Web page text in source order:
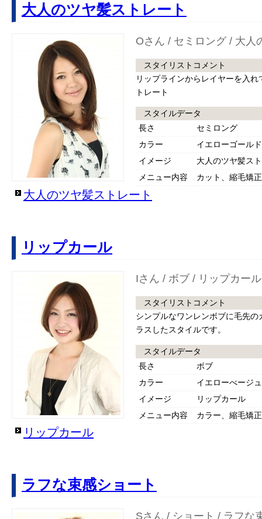
大人のツヤ髪ストレート
Oさん / セミロング / 大人
スタイリストコメント
リップラインからレイヤーを入
トレート
スタイルデータ
長さ
セミロング
カラー
イエローゴールド
イメージ
大人のツヤ髪ス
メニュー内容
カット、縮毛矯正
大人のツヤ髪ストレート
リップカール
Iさん / ボブ / リップカール
スタイリストコメント
シンプルなワンレンボブに毛先
ラスしたスタイルです。
スタイルデータ
長さ
ボブ
カラー
イエローべージュ
イメージ
リップカール
メニュー内容
カラー、縮毛矯正
リップカール
ラフな束感ショート
Sさん / ショート / ラフな